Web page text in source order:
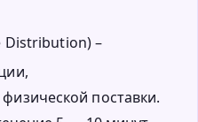
Distribution) –
поставки.